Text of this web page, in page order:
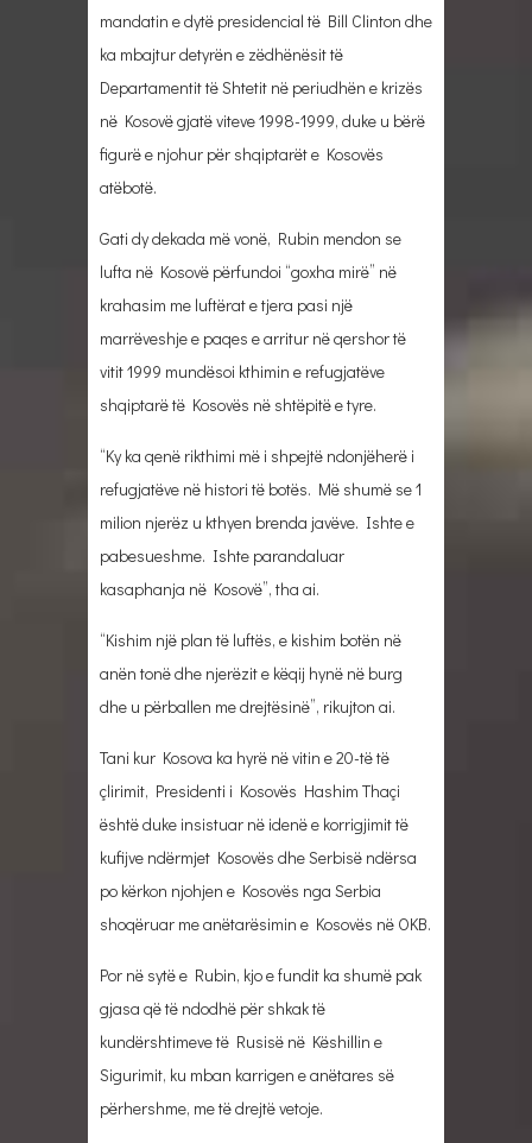
mandatin e dytë presidencial të Bill Clinton dhe
ka mbajtur detyrën e zëdhënësit të
Departamentit të Shtetit në periudhën e krizës
në Kosovë gjatë viteve 1998-1999, duke u bërë
figurë e njohur për shqiptarët e Kosovës
atëbotë.
Gati dy dekada më vonë, Rubin mendon se
lufta në Kosovë përfundoi “goxha mirë” në
krahasim me luftërat e tjera pasi një
marrëveshje e paqes e arritur në qershor të
vitit 1999 mundësoi kthimin e refugjatëve
shqiptarë të Kosovës në shtëpitë e tyre.
“Ky ka qenë rikthimi më i shpejtë ndonjëherë i
refugjatëve në histori të botës. Më shumë se 1
milion njerëz u kthyen brenda javëve. Ishte e
pabesueshme. Ishte parandaluar
kasaphanja në Kosovë”, tha ai.
“Kishim një plan të luftës, e kishim botën në
anën tonë dhe njerëzit e këqij hynë në burg
dhe u përballen me drejtësinë”, rikujton ai.
Tani kur Kosova ka hyrë në vitin e 20-të të
çlirimit, Presidenti i Kosovës Hashim Thaçi
është duke insistuar në idenë e korrigjimit të
kufijve ndërmjet Kosovës dhe Serbisë ndërsa
po kërkon njohjen e Kosovës nga Serbia
shoqëruar me anëtarësimin e Kosovës në OKB.
Por në sytë e Rubin, kjo e fundit ka shumë pak
gjasa që të ndodhë për shkak të
kundërshtimeve të Rusisë në Këshillin e
Sigurimit, ku mban karrigen e anëtares së
përhershme, me të drejtë vetoje.